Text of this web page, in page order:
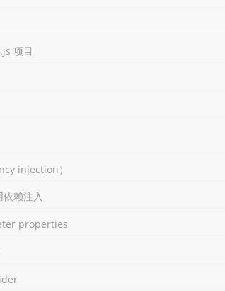
项目
injection）
赖注入
properties